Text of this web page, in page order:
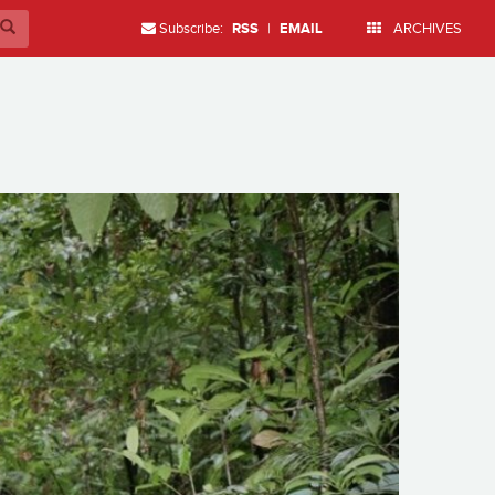
Subscribe: RSS | EMAIL ARCHIVES